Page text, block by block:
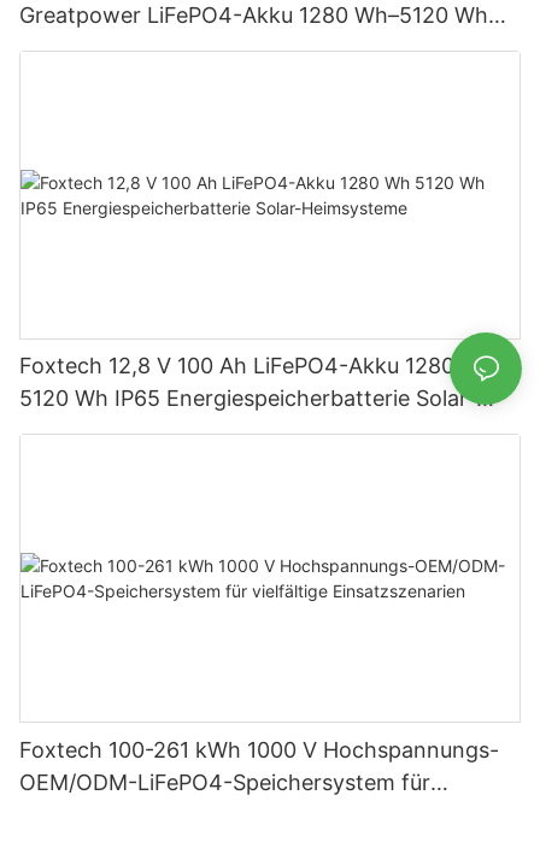
Greatpower LiFePO4-Akku 1280 Wh–5120 Wh
IP65 Energiespeicher
Foxtech 12,8 V 100 Ah LiFePO4-Akku 1280 Wh
5120 Wh IP65 Energiespeicherbatterie Solar-
Heimsysteme
Foxtech 100-261 kWh 1000 V Hochspannungs-
OEM/ODM-LiFePO4-Speichersystem für